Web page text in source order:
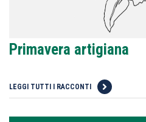
Primavera artigiana
LEGGI TUTTI I RACCONTI